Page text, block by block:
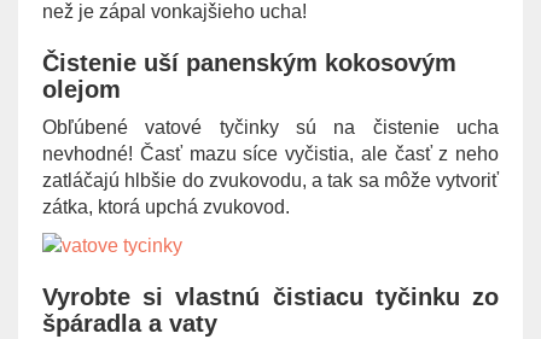
než je zápal vonkajšieho ucha!
Čistenie uší panenským kokosovým
olejom
Obľúbené vatové tyčinky sú na čistenie ucha
nevhodné! Časť mazu síce vyčistia, ale časť z neho
zatláčajú hlbšie do zvukovodu, a tak sa môže vytvoriť
zátka, ktorá upchá zvukovod.
Vyrobte si vlastnú čistiacu tyčinku zo
špáradla a vaty